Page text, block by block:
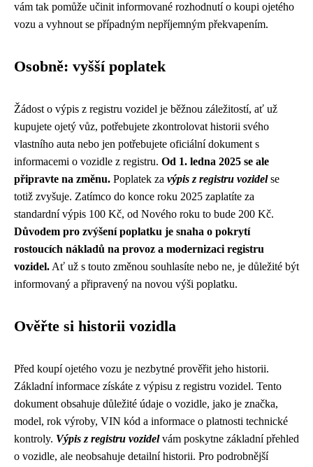
vám tak pomůže učinit informované rozhodnutí o koupi ojetého
vozu a vyhnout se případným nepříjemným překvapením.
Osobně: vyšší poplatek
Žádost o výpis z registru vozidel je běžnou záležitostí, ať už
kupujete ojetý vůz, potřebujete zkontrolovat historii svého
vlastního auta nebo jen potřebujete oficiální dokument s
informacemi o vozidle z registru. Od 1. ledna 2025 se ale
připravte na změnu. Poplatek za výpis z registru vozidelse
totiž zvyšuje. Zatímco do konce roku 2025 zaplatíte za
standardní výpis 100 Kč, od Nového roku to bude 200 Kč.
Důvodem pro zvýšení poplatku je snaha o pokrytí
rostoucích nákladů na provoz a modernizaci registru
vozidel. Ať už s touto změnou souhlasíte nebo ne, je důležité být
informovaný a připravený na novou výši poplatku.
Ověřte si historii vozidla
Před koupí ojetého vozu je nezbytné prověřit jeho historii.
Základní informace získáte z výpisu z registru vozidel. Tento
dokument obsahuje důležité údaje o vozidle, jako je značka,
model, rok výroby, VIN kód a informace o platnosti technické
kontroly. Výpis z registru vozidelvám poskytne základní přehled
o vozidle, ale neobsahuje detailní historii. Pro podrobnější